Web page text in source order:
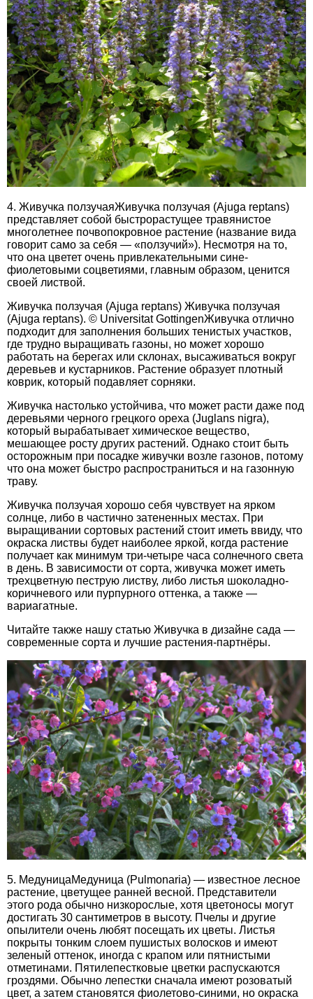
4. Живучка ползучаяЖивучка ползучая (Ajuga reptans)
представляет собой быстрорастущее травянистое
многолетнее почвопокровное растение (название вида
говорит само за себя — «ползучий»). Несмотря на то,
что она цветет очень привлекательными сине-
фиолетовыми соцветиями, главным образом, ценится
своей листвой.
Живучка ползучая (Ajuga reptans) Живучка ползучая
(Ajuga reptans). © Universitat GottingenЖивучка отлично
подходит для заполнения больших тенистых участков,
где трудно выращивать газоны, но может хорошо
работать на берегах или склонах, высаживаться вокруг
деревьев и кустарников. Растение образует плотный
коврик, который подавляет сорняки.
Живучка настолько устойчива, что может расти даже под
деревьями черного грецкого ореха (Juglans nigra),
который вырабатывает химическое вещество,
мешающее росту других растений. Однако стоит быть
осторожным при посадке живучки возле газонов, потому
что она может быстро распространиться и на газонную
траву.
Живучка ползучая хорошо себя чувствует на ярком
солнце, либо в частично затененных местах. При
выращивании сортовых растений стоит иметь ввиду, что
окраска листвы будет наиболее яркой, когда растение
получает как минимум три-четыре часа солнечного света
в день. В зависимости от сорта, живучка может иметь
трехцветную пеструю листву, либо листья шоколадно-
коричневого или пурпурного оттенка, а также —
вариагатные.
Читайте также нашу статью Живучка в дизайне сада —
современные сорта и лучшие растения-партнёры.
5. МедуницаМедуница (Pulmonaria) — известное лесное
растение, цветущее ранней весной. Представители
этого рода обычно низкорослые, хотя цветоносы могут
достигать 30 сантиметров в высоту. Пчелы и другие
опылители очень любят посещать их цветы. Листья
покрыты тонким слоем пушистых волосков и имеют
зеленый оттенок, иногда с крапом или пятнистыми
отметинами. Пятилепестковые цветки распускаются
гроздями. Обычно лепестки сначала имеют розоватый
цвет, а затем становятся фиолетово-синими, но окраска